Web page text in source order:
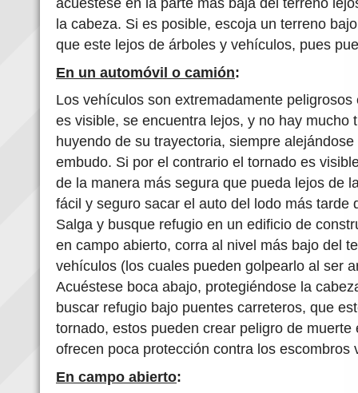
la cabeza. Si es posible, escoja un terreno
que este lejos de árboles y vehículos, pues
En un automóvil o camión:
Los vehículos son extremadamente
es visible, se encuentra lejos, y no hay mucho
huyendo de su trayectoria, siempre
embudo. Si por el contrario el tornado es
de la manera más segura que pueda lejos de
fácil y seguro sacar el auto del lodo más tarde
Salga y busque refugio en un edificio de
en campo abierto, corra al nivel más bajo del
vehículos (los cuales pueden golpearlo al ser
Acuéstese boca abajo, protegiéndose la
buscar refugio bajo puentes carreteros, que
tornado, estos pueden crear peligro de
ofrecen poca protección contra los escombros
En campo abierto: